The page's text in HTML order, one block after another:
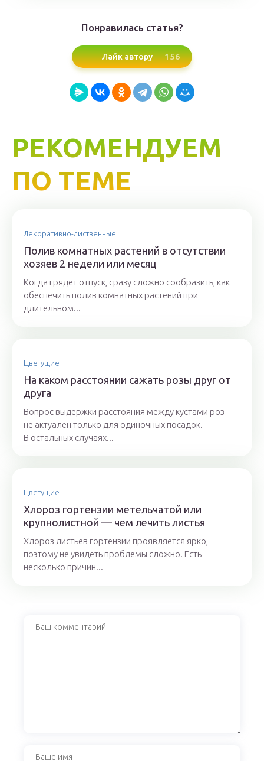
Понравилась статья?
Лайк автору 156
РЕКОМЕНДУЕМ
ПО ТЕМЕ
Декоративно-лиственные
Полив комнатных растений в отсутствии
хозяев 2 недели или месяц
Когда грядет отпуск, сразу сложно сообразить, как
обеспечить полив комнатных растений при
длительном...
Цветущие
На каком расстоянии сажать розы друг от
друга
Вопрос выдержки расстояния между кустами роз
не актуален только для одиночных посадок.
В остальных случаях...
Цветущие
Хлороз гортензии метельчатой или
крупнолистной — чем лечить листья
Хлороз листьев гортензии проявляется ярко,
поэтому не увидеть проблемы сложно. Есть
несколько причин...